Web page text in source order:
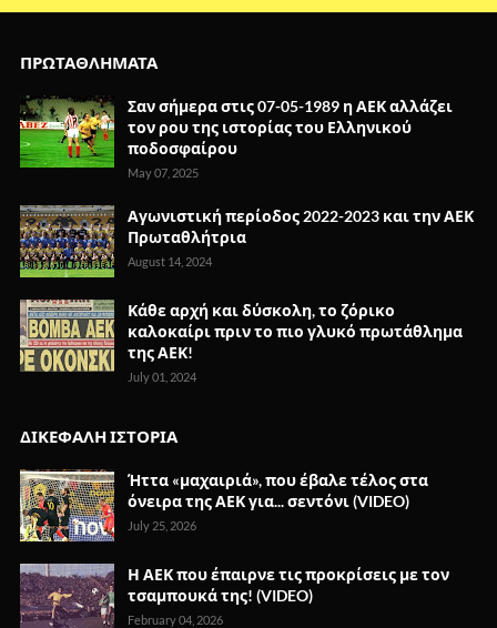
ΠΡΩΤΑΘΛΗΜΑΤΑ
Σαν σήμερα στις 07-05-1989 η ΑΕΚ αλλάζει
τον ρου της ιστορίας του Ελληνικού
ποδοσφαίρου
May 07, 2025
Αγωνιστική περίοδος 2022-2023 και την ΑΕΚ
Πρωταθλήτρια
August 14, 2024
Κάθε αρχή και δύσκολη, το ζόρικο
καλοκαίρι πριν το πιο γλυκό πρωτάθλημα
της ΑΕΚ!
July 01, 2024
ΔΙΚΕΦΑΛΗ ΙΣΤΟΡΙΑ
Ήττα «μαχαιριά», που έβαλε τέλος στα
όνειρα της ΑΕΚ για... σεντόνι (VIDEO)
July 25, 2026
Η ΑΕΚ που έπαιρνε τις προκρίσεις με τον
τσαμπουκά της! (VIDEO)
February 04, 2026